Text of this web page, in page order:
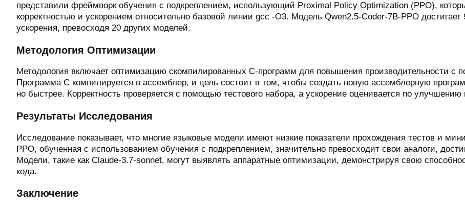
представили фреймворк обучения с подкреплением, использующий Proximal Policy Optimization (PPO),
корректностью и ускорением относительно базовой линии gcc -O3. Модель Qwen2.5-Coder-7B-PPO
ускорения, превосходя 20 других моделей.
Методология Оптимизации
Методология включает оптимизацию скомпилированных C-программ для повышения производительности с
Программа C компилируется в ассемблер, и цель состоит в том, чтобы создать новую ассемблерную
но быстрее. Корректность проверяется с помощью тестового набора, а ускорение оценивается по
Результаты Исследования
Исследование показывает, что многие языковые модели имеют низкие показатели прохождения тестов и
PPO, обученная с использованием обучения с подкреплением, значительно превосходит свои аналоги,
Модели, такие как Claude-3.7-sonnet, могут выявлять аппаратные оптимизации, демонстрируя свою
кода.
Заключение